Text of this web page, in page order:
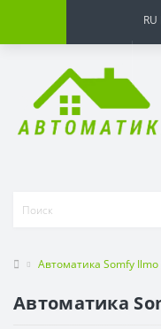
RU
Автоматика Somfy Ilmo
Автоматика